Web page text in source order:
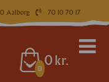
Aalborg 70 10 70 17
0
0 kr.